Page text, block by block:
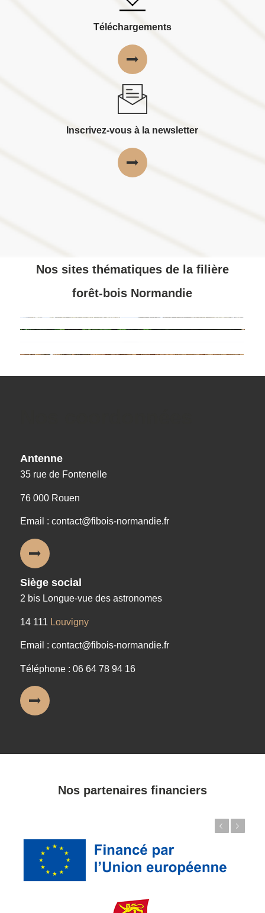
Téléchargements
Inscrivez-vous à la newsletter
Nos sites thématiques de la filière
forêt-bois Normandie
Antenne
35 rue de Fontenelle
76 000 Rouen
Email : contact@fibois-normandie.fr
Siège social
2 bis Longue-vue des astronomes
14 111 Louvigny
Email : contact@fibois-normandie.fr
Téléphone : 06 64 78 94 16
Nos partenaires financiers